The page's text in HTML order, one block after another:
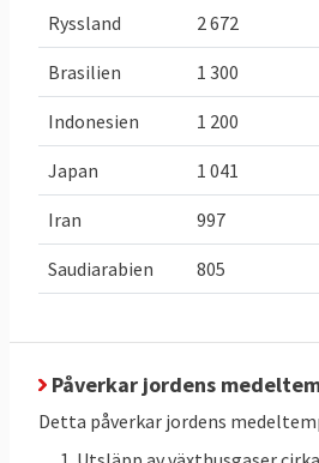
jmf. 2005
(ESR) då
Sverige
släppte ut
42,2 Mt
2024
Öka inlagring
av
växthusgaser
mark med
3,955 Mt
2
jämfört med
Inlagring
31,223
Mt
Ryssland 2 672
Brasilien 1 300
Indonesien 1 200
Japan 1 041
Iran 997
Saudiarabien 805
Påverkar jordens
Detta påverkar jordens